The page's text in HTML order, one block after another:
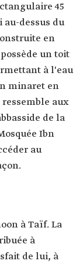
45
au-dessus du
en
un toit
à l'eau
minaret en
aux
de la
Ibn
au
à Taïf. La
à
de lui, à